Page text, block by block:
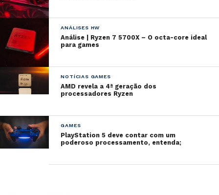
ANÁLISES HW
Análise | Ryzen 7 5700X – O octa-core ideal
para games
NOTÍCIAS GAMES
AMD revela a 4ª geração dos
processadores Ryzen
GAMES
PlayStation 5 deve contar com um
poderoso processamento, entenda;